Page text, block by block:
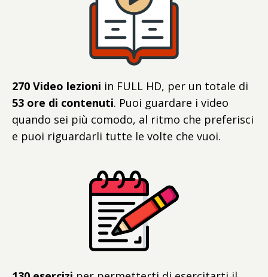
270 Video lezioni in FULL HD, per un totale di
53 ore di contenuti. Puoi guardare i video
quando sei più comodo, al ritmo che preferisci
e puoi riguardarli tutte le volte che vuoi.